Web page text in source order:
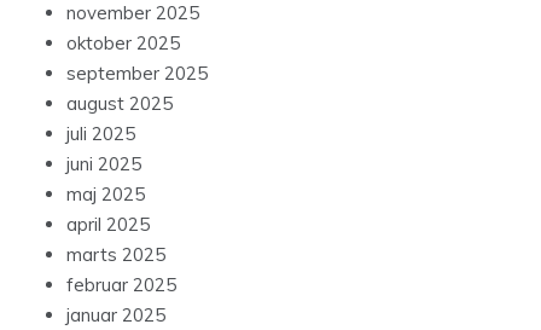
november 2025
oktober 2025
september 2025
august 2025
juli 2025
juni 2025
maj 2025
april 2025
marts 2025
februar 2025
januar 2025